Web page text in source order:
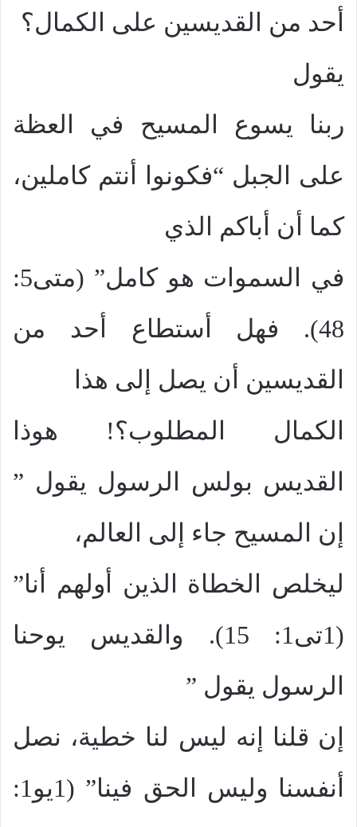
أحد من القديسين على الكمال؟
يقول
ربنا يسوع المسيح في العظة
على الجبل “فكونوا أنتم كاملين،
كما أن أباكم الذي
في السموات هو كامل” (متى5:
48). فهل أستطاع أحد من
القديسين أن يصل إلى هذا
الكمال المطلوب؟! هوذا
القديس بولس الرسول يقول ”
إن المسيح جاء إلى العالم،
ليخلص الخطاة الذين أولهم أنا”
(1تى1: 15). والقديس يوحنا
الرسول يقول ”
إن قلنا إنه ليس لنا خطية، نصل
أنفسنا وليس الحق فينا” (1يو1: